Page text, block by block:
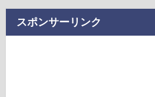
スポンサーリンク